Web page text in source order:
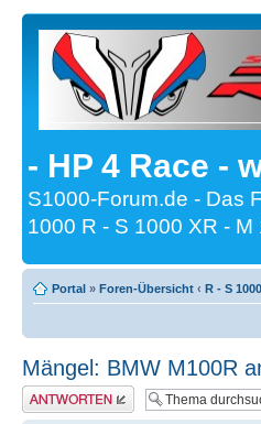
- HP 4 Race -
S1000-Forum.de - Das
1000 R - S 1000 XR - M
Portal » Foren-Übersicht ‹ R - S
Mängel: BMW M100R
Antwort erstellen